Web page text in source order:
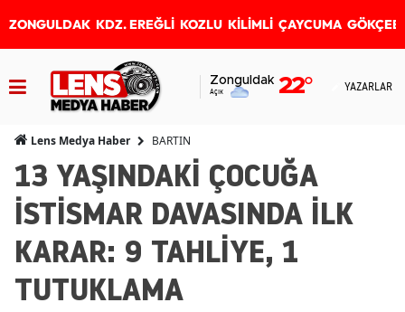
ZONGULDAK KDZ. EREĞLİ KOZLU KİLİMLİ ÇAYCUMA
Zonguldak
Açık 22° YAZARLAR
Lens Medya Haber BARTIN
13 YAŞINDAKİ ÇOCUĞA
İSTİSMAR DAVASINDA İLK
KARAR: 9 TAHLİYE, 1
TUTUKLAMA